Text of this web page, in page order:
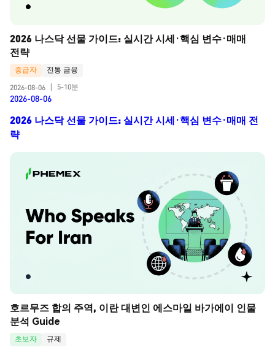
2026 나스닥 선물 가이드: 실시간 시세·핵심 변수·매매
전략
중급자
전통 금융
2026-08-06
5-10분
2026-08-06
2026 나스닥 선물 가이드: 실시간 시세·핵심 변수·매매 전
략
호르무즈 합의 주역, 이란 대변인 에스마일 바가에이 인물
분석 Guide
초보자
규제